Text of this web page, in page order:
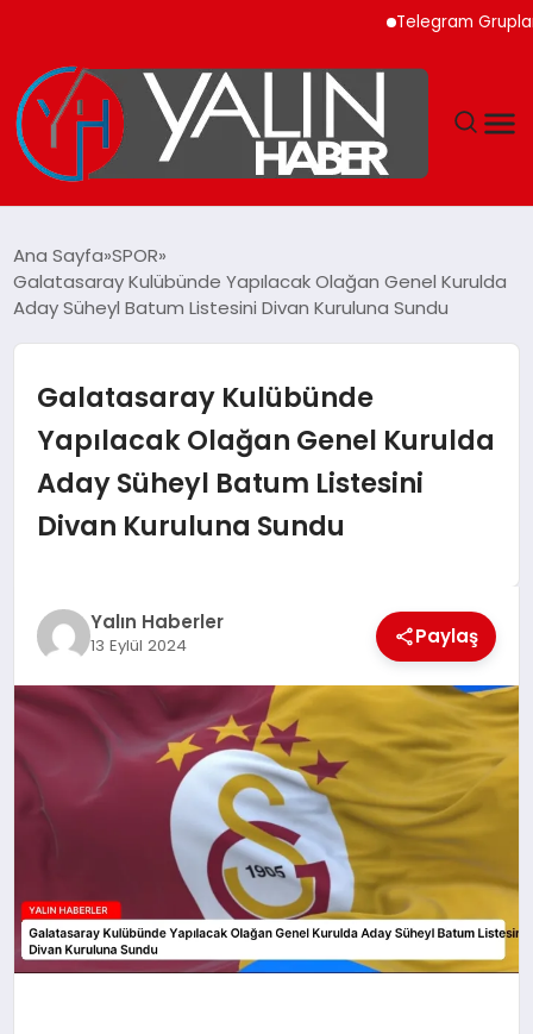
Telegram Grupları ile
SPOR
YAŞAM
TEKNOLOJİ
Ana Sayfa SPOR
Galatasaray Kulübünde Yapılacak Olağan Genel Kurulda
Aday Süheyl Batum Listesini Divan Kuruluna Sundu
Galatasaray Kulübünde
Yapılacak Olağan Genel Kurulda
Aday Süheyl Batum Listesini
Divan Kuruluna Sundu
Yalın Haberler
13 Eylül 2024 Paylaş